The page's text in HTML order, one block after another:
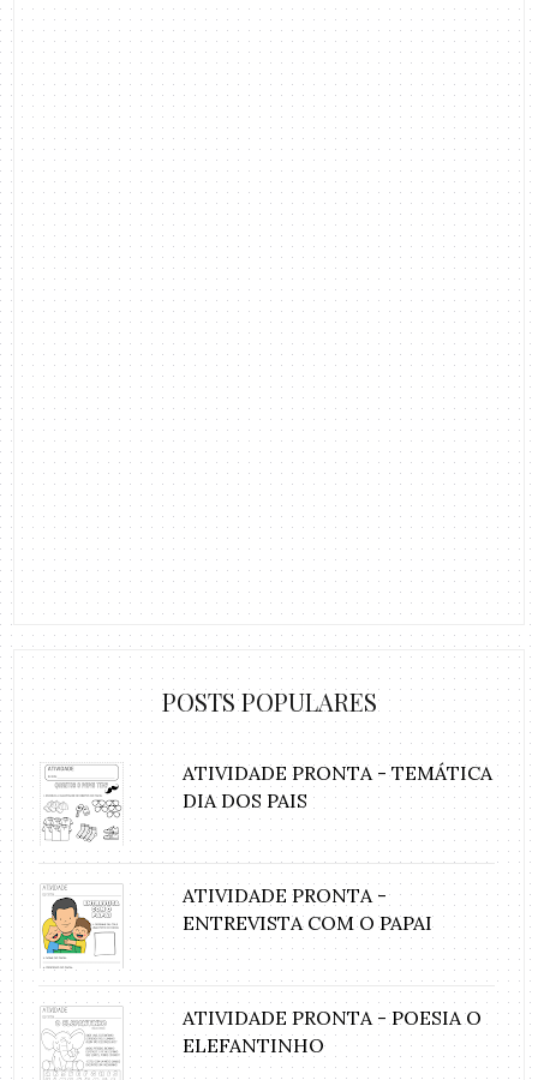
POSTS POPULARES
ATIVIDADE PRONTA - TEMÁTICA
DIA DOS PAIS
ATIVIDADE PRONTA -
ENTREVISTA COM O PAPAI
ATIVIDADE PRONTA - POESIA O
ELEFANTINHO